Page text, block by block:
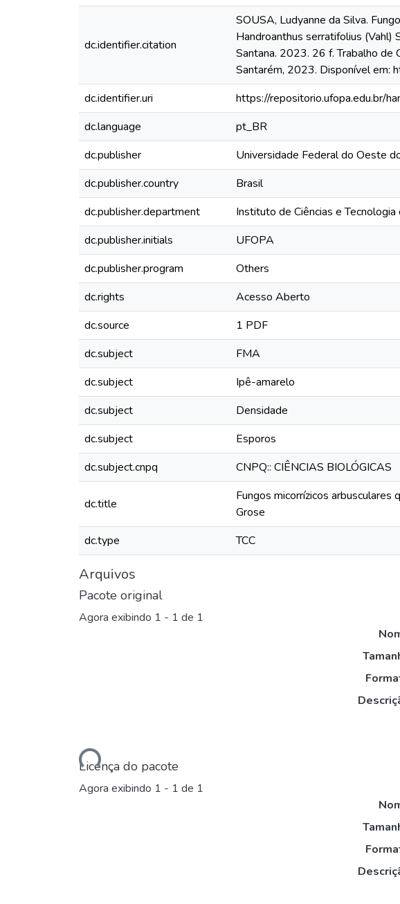
dc.identifier.citation
SOUSA, Ludyanne da Silva.
Handroanthus serratifolius (Vahl)
Santana. 2023. 26 f. Trabalho de
Santarém, 2023. Disponível
dc.identifier.uri
https://repositorio.ufopa.edu.br/
dc.language
pt_BR
dc.publisher
Universidade Federal do Oeste
dc.publisher.country
Brasil
dc.publisher.department
Instituto de Ciências e Tecnologia
dc.publisher.initials
UFOPA
dc.publisher.program
Others
dc.rights
Acesso Aberto
dc.source
1 PDF
dc.subject
FMA
dc.subject
Ipê-amarelo
dc.subject
Densidade
dc.subject
Esporos
dc.subject.cnpq
CNPQ:: CIÊNCIAS BIOLÓGICAS
dc.title
Fungos micorrízicos arbusculares
Grose
dc.type TCC
Arquivos
Pacote original
Agora exibindo 1 - 1 de 1
Carregando...
Licença do pacote
Agora exibindo 1 - 1 de 1